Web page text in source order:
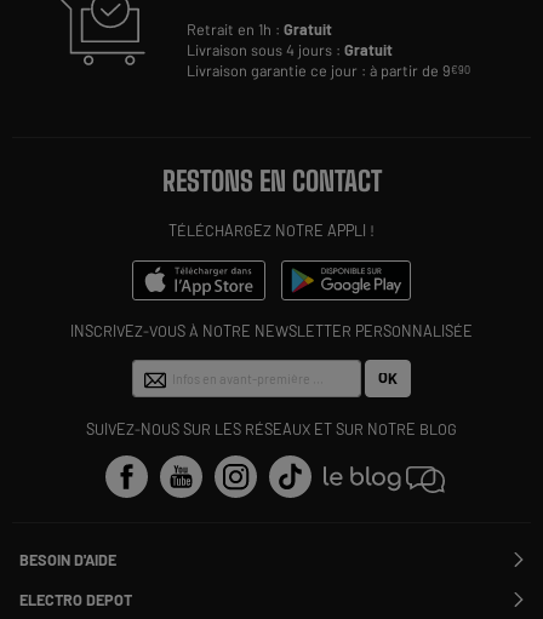
Retrait en 1h :Gratuit
Livraison sous 4 jours :Gratuit
Livraison garantie ce jour : à partir de 9€90
RESTONS EN CONTACT
TÉLÉCHARGEZ NOTRE APPLI !
INSCRIVEZ-VOUS À NOTRE NEWSLETTER PERSONNALISÉE
OK
SUIVEZ-NOUS SUR LES RÉSEAUX ET SUR NOTRE BLOG
BESOIN D'AIDE
Suivre ma commande
ELECTRO DEPOT